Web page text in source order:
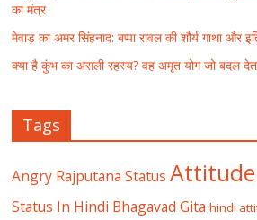
का मंत्र
मेवाड़ का अमर सिंहनाद: बप्पा रावल की शौर्य गाथा और
क्या है कुंभ का असली रहस्य? वह अमृत योग जो बदल
Tags
Angry Rajputana Status
Status In Hindi Bhagavad Gita hindi